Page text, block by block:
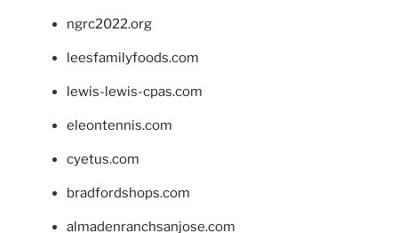
ngrc2022.org
leesfamilyfoods.com
lewis-lewis-cpas.com
eleontennis.com
cyetus.com
bradfordshops.com
almadenranchsanjose.com